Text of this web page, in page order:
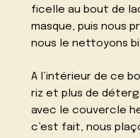
ficelle au bout de
masque, puis nous
nous le nettoyons
A l’intérieur de ce
riz et plus de
avec le couvercle
c’est fait, nous